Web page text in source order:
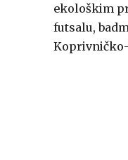
ekološkim
futsalu,